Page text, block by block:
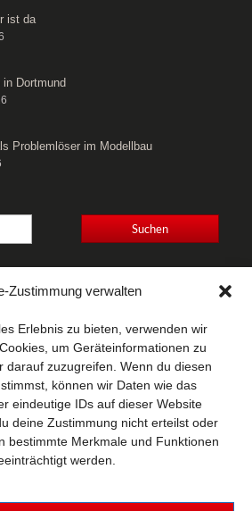
Zustimmung verwalten
Erlebnis zu bieten, verwenden wir
um Geräteinformationen zu
darauf zuzugreifen. Wenn du diesen
können wir Daten wie das
eindeutige IDs auf dieser Website
deine Zustimmung nicht erteilst oder
bestimmte Merkmale und Funktionen
werden.
ist da
Dortmund
Problemlöser im Modellbau